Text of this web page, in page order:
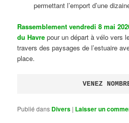
permettant l’emport d’une
Rassemblement vendredi 8 mai
du Havre pour un départ à vélo vers
travers des paysages de l’estuaire
place.
VENEZ
Publié dans Divers | Laisser un